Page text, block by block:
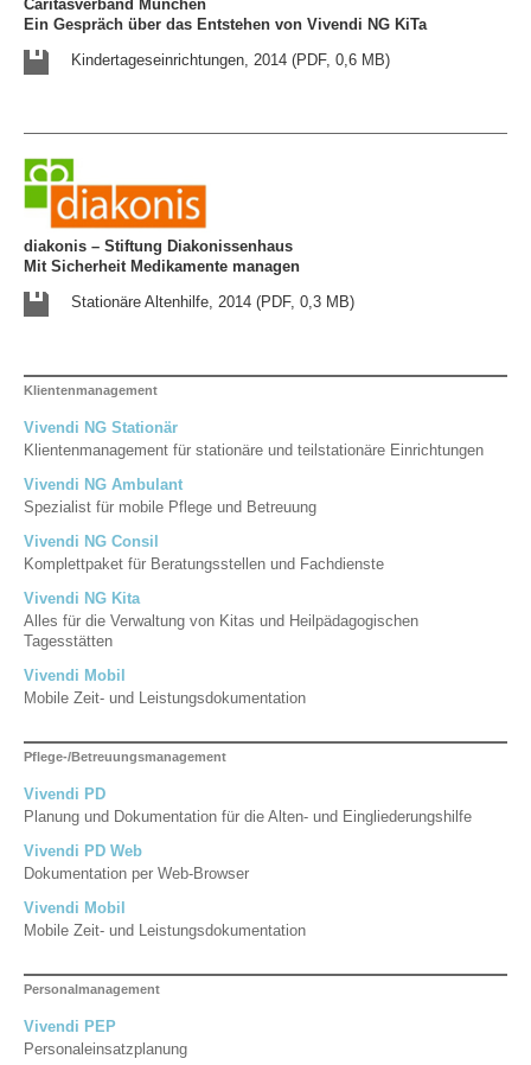
Caritasverband München
Ein Gespräch über das Entstehen von Vivendi NG KiTa
Kindertageseinrichtungen, 2014 (PDF, 0,6 MB)
diakonis – Stiftung Diakonissenhaus
Mit Sicherheit Medikamente managen
Stationäre Altenhilfe, 2014 (PDF, 0,3 MB)
Klientenmanagement
Vivendi NG Stationär
Klientenmanagement für stationäre und teilstationäre Einrichtungen
Vivendi NG Ambulant
Spezialist für mobile Pflege und Betreuung
Vivendi NG Consil
Komplettpaket für Beratungsstellen und Fachdienste
Vivendi NG Kita
Alles für die Verwaltung von Kitas und Heilpädagogischen
Tagesstätten
Vivendi Mobil
Mobile Zeit- und Leistungsdokumentation
Pflege-/Betreuungsmanagement
Vivendi PD
Planung und Dokumentation für die Alten- und Eingliederungshilfe
Vivendi PD Web
Dokumentation per Web-Browser
Vivendi Mobil
Mobile Zeit- und Leistungsdokumentation
Personalmanagement
Vivendi PEP
Personaleinsatzplanung